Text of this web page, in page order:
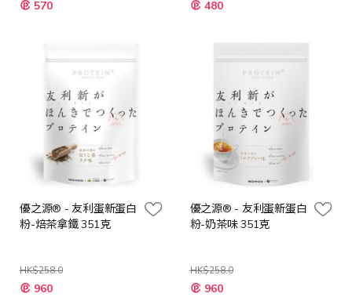
殊 570
殊 480
優之源® - 友利蛋新蛋白
粉-焙茶拿鐵 351克
HK$258.0
特
殊 960
優之源® - 友利蛋新蛋白
粉-奶茶味 351克
HK$258.0
特
殊 960